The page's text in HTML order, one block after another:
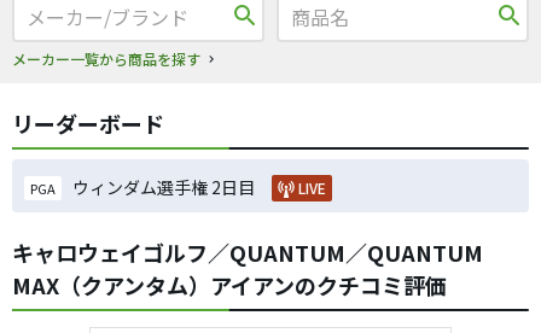
search
メーカー一覧から商品を探す
search
リーダーボード
PGA ウィンダム選手権 2日目 LIVE
キャロウェイゴルフ／QUANTUM／QUANTUM
MAX（クアンタム）アイアンのクチコミ評価